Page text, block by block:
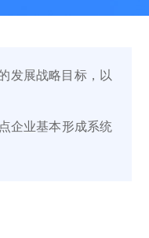
发展战略目标，以
企业基本形成系统